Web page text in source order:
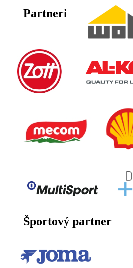
Partneri
Športový partner